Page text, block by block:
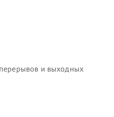
и выходных